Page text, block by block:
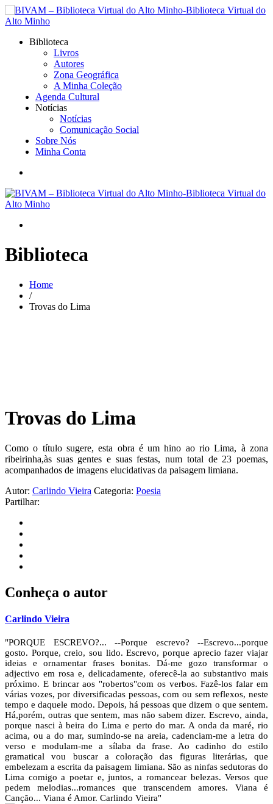
Biblioteca
Livros
Autores
Zona Geográfica
A Minha Coleção
Agenda Cultural
Notícias
Notícias
Comunicação Social
Sobre Nós
Minha Conta
Biblioteca
Home
/
Trovas do Lima
Trovas do Lima
Como o título sugere, esta obra é um hino ao rio Lima, à zona
ribeirinha,às suas gentes e suas festas, num total de 23 poemas,
acompanhados de imagens elucidativas da paisagem limiana.
Autor: Carlindo Vieira Categoria: Poesia
Partilhar:
Conheça o autor
Carlindo Vieira
"PORQUE ESCREVO?... --Porque escrevo? --Escrevo...porque
gosto. Porque, creio, sou lido. Escrevo, porque aprecio fazer viajar
ideias e ornamentar frases bonitas. Dá-me gozo transformar o
adjectivo em rosa e, delicadamente, oferecê-la ao substantivo mais
próximo. E brincar aos "robertos"com os verbos. Fazê-los falar em
várias vozes, por diversificadas pessoas, com ou sem reflexos, neste
tempo e daquele modo. Depois, há pessoas que dizem o que sentem.
Há,porém, outras que sentem, mas não sabem dizer. Escrevo, ainda,
porque nasci à beira do Lima e perto do mar. A onda da maré, rio
acima, ou a do mar, sumindo-se na areia, cadenciam-me a letra do
verso e modulam-me a sílaba da frase. Ao cadinho do estilo
gramatical vou buscar a coloração das figuras literárias, que
embelezam a escrita da paisagem limiana. São as ninfas sedutoras do
Lima comigo a poetar e, juntos, a romancear belezas. Versos que
pedem melodias...romances que transcendem amores. Viana é
Canção... Viana é Amor. Carlindo Vieira"